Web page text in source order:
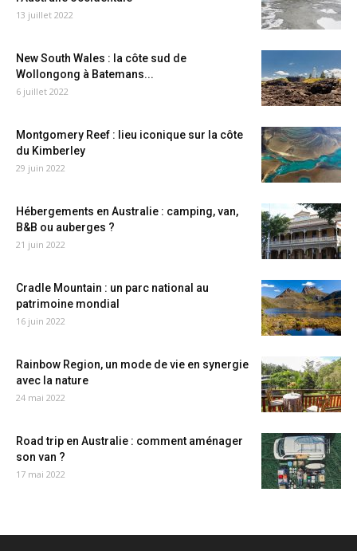
13 juillet 2022
New South Wales : la côte sud de
Wollongong à Batemans...
6 juillet 2022
Montgomery Reef : lieu iconique sur la côte
du Kimberley
29 juin 2022
Hébergements en Australie : camping, van,
B&B ou auberges ?
21 juin 2022
Cradle Mountain : un parc national au
patrimoine mondial
16 juin 2022
Rainbow Region, un mode de vie en synergie
avec la nature
24 mai 2022
Road trip en Australie : comment aménager
son van ?
17 mai 2022